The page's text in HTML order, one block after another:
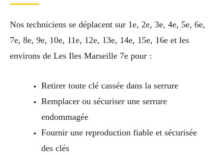
Nos techniciens se déplacent sur 1e, 2e, 3e, 4e, 5e, 6e,
7e, 8e, 9e, 10e, 11e, 12e, 13e, 14e, 15e, 16e et les
environs de Les Iles Marseille 7e pour :
Retirer toute clé cassée dans la serrure
Remplacer ou sécuriser une serrure
endommagée
Fournir une reproduction fiable et sécurisée
des clés